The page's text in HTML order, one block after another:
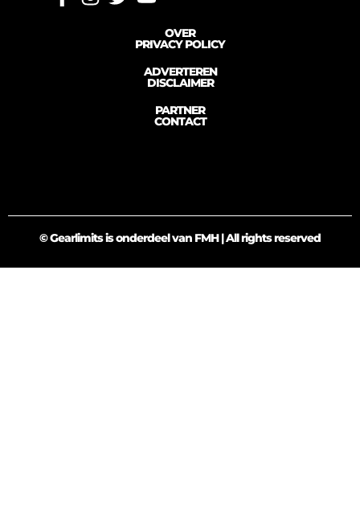
OVER
PRIVACY POLICY
ADVERTEREN
DISCLAIMER
PARTNER
CONTACT
© Gearlimits is onderdeel van FMH | All rights reserved